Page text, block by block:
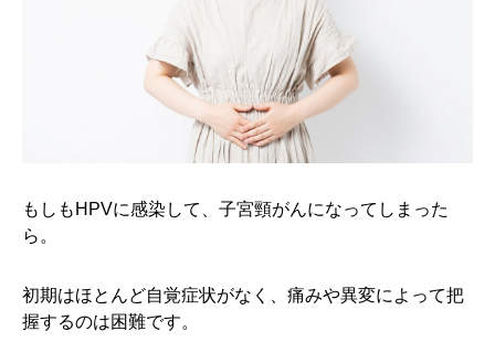
もしもHPVに感染して、子宮頸がんになってしまった
ら。
初期はほとんど自覚症状がなく、痛みや異変によって把
握するのは困難です。